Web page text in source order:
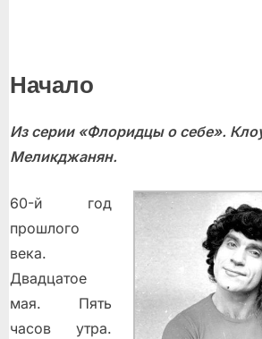
Начало
Из серии «Флоридцы о себе».
Меликджанян.
60-й год
прошлого
века.
Двадцатое
мая. Пять
часов утра.